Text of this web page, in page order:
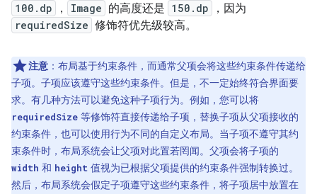
100.dp ， Image 的高度还是 150.dp ，因为
requiredSize 修饰符优先级较高。
注意 ： 布局基于约束条件，而通常父项会将这些约束条件传递给
子项。子项应该遵守这些约束条件。 但是，不一定始终符合界面要
求。有几种方法可以避免这种子项行为。例如，您可以将
requiredSize 等修饰符直接传递给子项，替换子项从父项接收的
约束条件，也可以使用行为不同的自定义布局。当子项不遵守其约
束条件时，布局系统会让父项对此置若罔闻。父项会将子项的
width 和 height 值视为已根据父项提供的约束条件强制转换过。
然后，布局系统会假定子项遵守这些约束条件，将子项居中放置在